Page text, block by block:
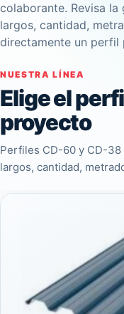
colaborante. Revisa la
largos, cantidad,
directamente un perfil
NUESTRA LÍNEA
Elige el
proyecto
Perfiles CD-60 y CD-38
largos, cantidad,